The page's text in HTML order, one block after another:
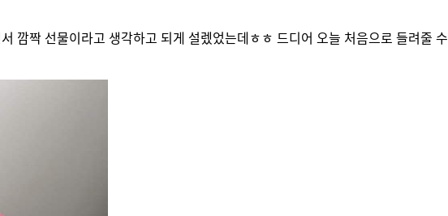
깜짝 선물이라고 생각하고 되게 설렜었는데ㅎㅎ 드디어 오늘 처음으로 들려줄